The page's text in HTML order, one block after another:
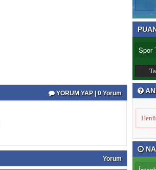
YORUM YAP | 0 Yorum
Yorum